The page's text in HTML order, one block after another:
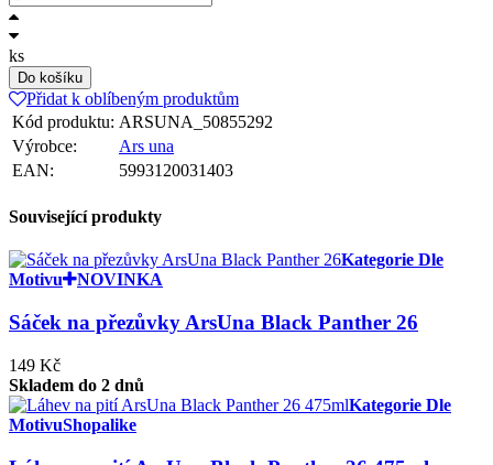
ks
Do košíku
Přidat k oblíbeným produktům
Kód produktu: ARSUNA_50855292
Výrobce:
Ars una
EAN:
5993120031403
Související produkty
Kategorie Dle
Motivu
NOVINKA
Sáček na přezůvky ArsUna Black Panther 26
149 Kč
Skladem do 2 dnů
Kategorie Dle
MotivuShopalike